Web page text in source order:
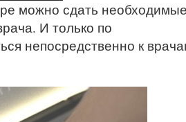
можно сдать
И только по
непосредственно к